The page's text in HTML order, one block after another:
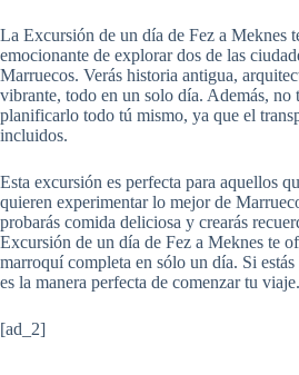
La Excursión de un día de Fez a Meknes
emocionante de explorar dos de las
Marruecos. Verás historia antigua,
vibrante, todo en un solo día. Además, no
planificarlo todo tú mismo, ya que el
incluidos.
Esta excursión es perfecta para aquellos
quieren experimentar lo mejor de
probarás comida deliciosa y crearás
Excursión de un día de Fez a Meknes te
marroquí completa en sólo un día. Si
es la manera perfecta de comenzar tu viaje.
[ad_2]